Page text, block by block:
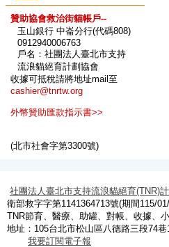
贊助協會救治街貓帳戶--
玉山銀行 中崙分行(代碼808)
0912940006763
戶名：社團法人臺北市支持
流浪貓絕育計劃協會
收據可抵稅請將地址mail至
cashier@tnrtw.org
外幣贊助匯款指示書>>
(北市社會字第3300號)
社團法人臺北市支持流浪貓絕育(TNR)
衛部救字字第1141364713號(期間115/
TNR節育、醫療、助罐、對帳、收據、
地址：105台北市松山區八德路三段74
我要訂閱電子報